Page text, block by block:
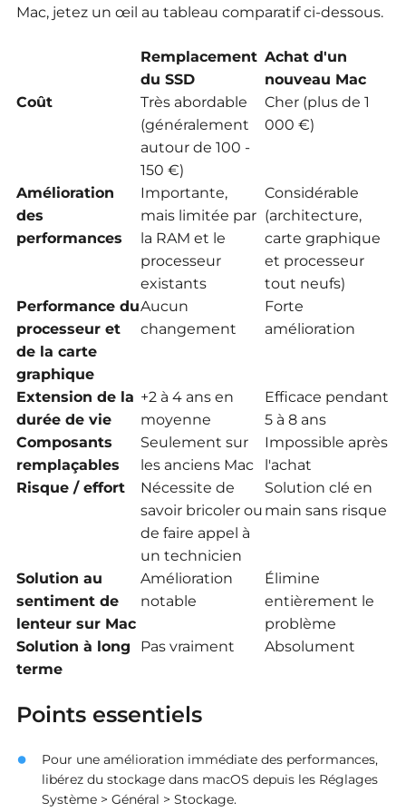
Mac, jetez un œil au tableau comparatif ci-dessous.
Remplacement
du SSD
Achat d'un
nouveau Mac
Coût
Très abordable
(généralement
autour de 100 -
150 €)
Cher (plus de 1
000 €)
Amélioration
des
performances
Importante,
mais limitée par
la RAM et le
processeur
existants
Considérable
(architecture,
carte graphique
et processeur
tout neufs)
Performance du
processeur et
de la carte
graphique
Aucun
changement
Forte
amélioration
Extension de la
durée de vie
+2 à 4 ans en
moyenne
Efficace pendant
5 à 8 ans
Composants
remplaçables
Seulement sur
les anciens Mac
Impossible après
l'achat
Risque / effort
Nécessite de
savoir bricoler ou
de faire appel à
un technicien
Solution clé en
main sans risque
Solution au
sentiment de
lenteur sur Mac
Amélioration
notable
Élimine
entièrement le
problème
Solution à long
terme
Pas vraiment Absolument
Points essentiels
Pour une amélioration immédiate des performances,
libérez du stockage dans macOS depuis les Réglages
Système > Général > Stockage.